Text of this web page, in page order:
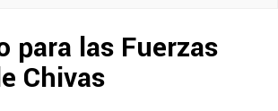
para las Fuerzas
Chivas